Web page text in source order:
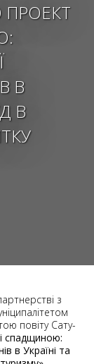
ПРОЕКТ
В
В
з
повіту Сату-
спадщиною:
в Україні та